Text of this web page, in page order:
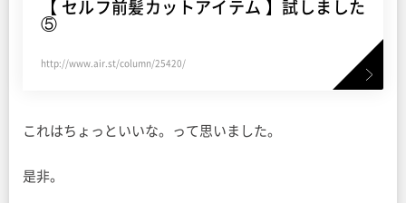
【 セルフ前髪カットアイテム 】試しました
⑤
http://www.air.st/column/25420/
これはちょっといいな。って思いました。
是非。